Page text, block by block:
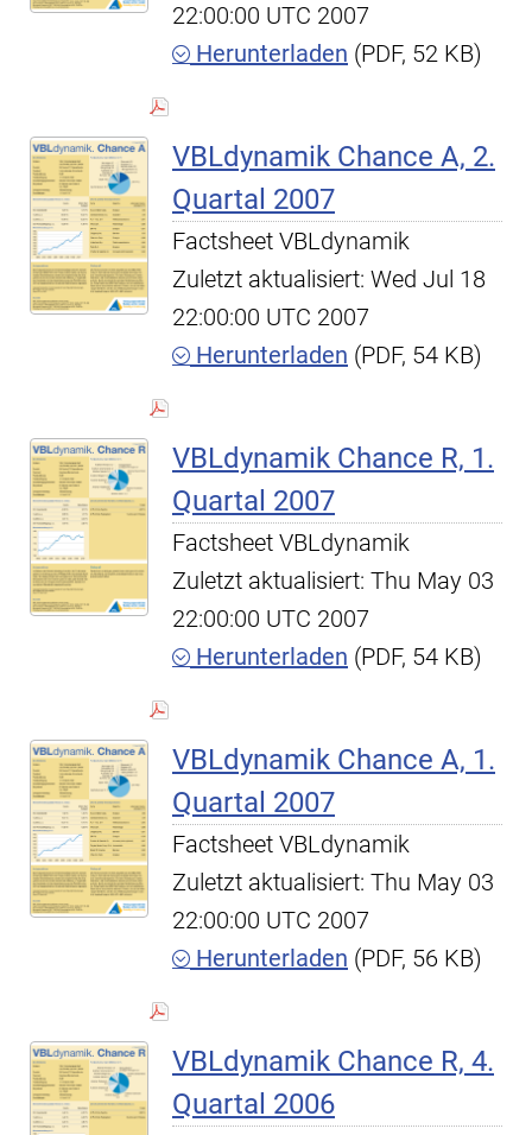
22:00:00 UTC 2007
Herunterladen (PDF, 52 KB)
VBLdynamik Chance A, 2.
Quartal 2007
Factsheet VBLdynamik
Zuletzt aktualisiert: Wed Jul 18
22:00:00 UTC 2007
Herunterladen (PDF, 54 KB)
VBLdynamik Chance R, 1.
Quartal 2007
Factsheet VBLdynamik
Zuletzt aktualisiert: Thu May 03
22:00:00 UTC 2007
Herunterladen (PDF, 54 KB)
VBLdynamik Chance A, 1.
Quartal 2007
Factsheet VBLdynamik
Zuletzt aktualisiert: Thu May 03
22:00:00 UTC 2007
Herunterladen (PDF, 56 KB)
VBLdynamik Chance R, 4.
Quartal 2006